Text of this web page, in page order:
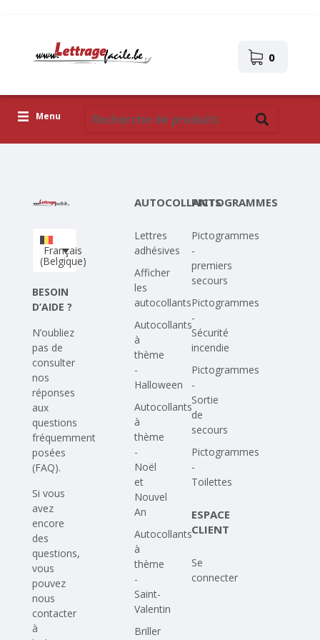
0
Menu
Téléchargez votre propre conception
Corona Covid-19
Français
(Belgique)
BESOIN
D’AIDE ?
N’oubliez
pas de
consulter
nos
réponses
aux
questions
fréquemment
posées
(FAQ).
Si vous
avez
encore
des
questions,
vous
pouvez
nous
contacter
à
AUTOCOLLANTS
Lettres
adhésives
Afficher
les
autocollants
Autocollants
à
thème
-
Halloween
Autocollants
à
thème
-
Noël
et
Nouvel
An
Autocollants
à
thème
-
Saint-
Valentin
Briller
PICTOGRAMMES
Pictogrammes
-
premiers
secours
Pictogrammes
-
Sécurité
incendie
Pictogrammes
-
Sortie
de
secours
Pictogrammes
-
Toilettes
ESPACE
CLIENT
Se
connecter